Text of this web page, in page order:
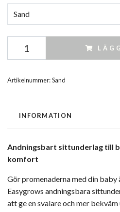
Sand
Artikelnummer:Sand
INFORMATION
Andningsbart sittunderlag till
komfort
Gör promenaderna med din baby
Easygrows andningsbara
att ge en svalare och mer bekväm